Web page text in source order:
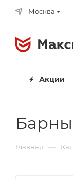
Москва
Акции
Главная —